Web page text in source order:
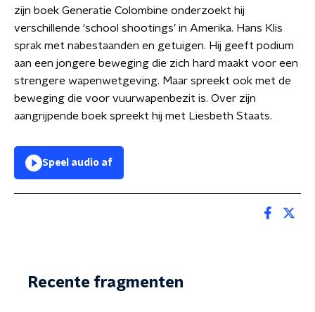
zijn boek Generatie Colombine onderzoekt hij
verschillende ‘school shootings’ in Amerika. Hans Klis
sprak met nabestaanden en getuigen. Hij geeft podium
aan een jongere beweging die zich hard maakt voor een
strengere wapenwetgeving. Maar spreekt ook met de
beweging die voor vuurwapenbezit is. Over zijn
aangrijpende boek spreekt hij met Liesbeth Staats.
Speel audio af
Recente fragmenten